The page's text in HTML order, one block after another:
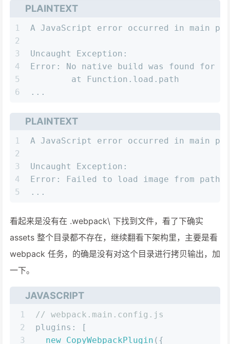
PLAINTEXT
1
2
3
4
5
6
A JavaScript error occurred in main
Uncaught Exception:
Error: No native build was found for
	at Function.load.path
...
PLAINTEXT
1
2
3
4
5
A JavaScript error occurred in main
Uncaught Exception:
Error: Failed to load image from path
...
看起来是没有在 .webpack\ 下找到文件，看了下确实
assets 整个目录都不存在，继续翻看下架构里，主要是看
webpack 任务，的确是没有对这个目录进行拷贝输出，加
一下。
JAVASCRIPT
1
2
3
// webpack.main.config.js
plugins : [
new CopyWebpackPlugin ({